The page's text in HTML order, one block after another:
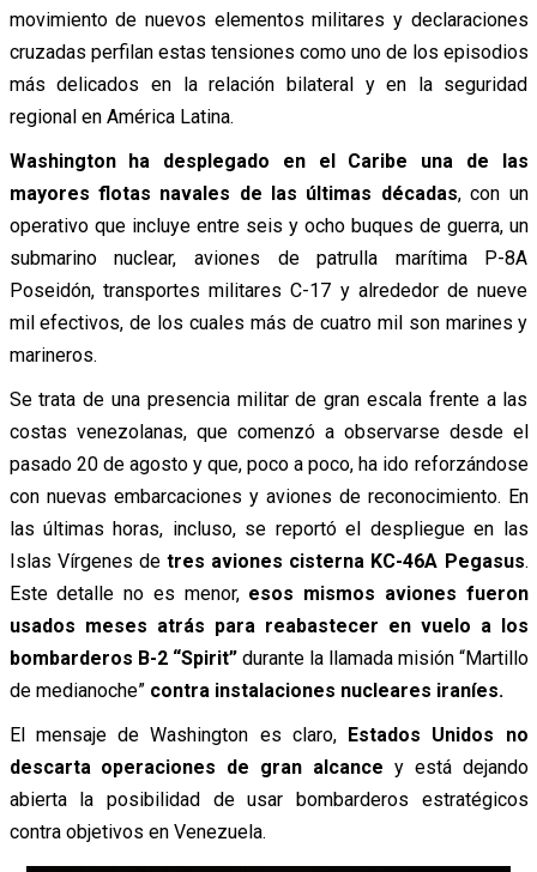
movimiento de nuevos elementos militares y declaraciones
cruzadas perfilan estas tensiones como uno de los episodios
más delicados en la relación bilateral y en la seguridad
regional en América Latina.
Washington ha desplegado en el Caribe una de las
mayores flotas navales de las últimas décadas, con un
operativo que incluye entre seis y ocho buques de guerra, un
submarino nuclear, aviones de patrulla marítima P-8A
Poseidón, transportes militares C-17 y alrededor de nueve
mil efectivos, de los cuales más de cuatro mil son marines y
marineros.
Se trata de una presencia militar de gran escala frente a las
costas venezolanas, que comenzó a observarse desde el
pasado 20 de agosto y que, poco a poco, ha ido reforzándose
con nuevas embarcaciones y aviones de reconocimiento. En
las últimas horas, incluso, se reportó el despliegue en las
Islas Vírgenes de tres aviones cisterna KC-46A Pegasus.
Este detalle no es menor, esos mismos aviones fueron
usados meses atrás para reabastecer en vuelo a los
bombarderos B-2 “Spirit”durante la llamada misión “Martillo
de medianoche” contra instalaciones nucleares iraníes.
El mensaje de Washington es claro,Estados Unidos no
descarta operaciones de gran alcance y está dejando
abierta la posibilidad de usar bombarderos estratégicos
contra objetivos en Venezuela.